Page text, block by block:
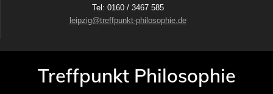
Tel: 0160 / 3467 585
leipzig@treffpunkt-philosophie.de
Treffpunkt Philosophie